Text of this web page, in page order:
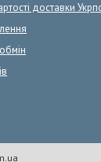
доставки